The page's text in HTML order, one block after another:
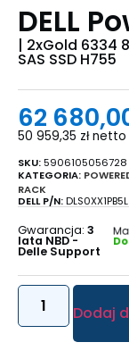
DELL
| 2xGold 6334
SAS SSD H755
62
50 959,35 złnetto
SKU:5906105056728
KATEGORIA:
RACK
DELL P/N:DLS0XX1PB5L
Gwarancja: 3
lata NBD -
Delle Support
Dodaj